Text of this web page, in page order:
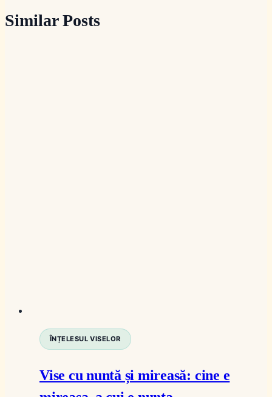
Similar Posts
ÎNȚELESUL VISELOR
Vise cu nuntă și mireasă: cine e